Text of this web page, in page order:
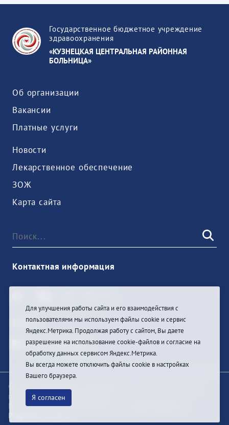
Государственное бюджетное учреждение
здравоохранения
«КУЗНЕЦКАЯ ЦЕНТРАЛЬНАЯ РАЙОННАЯ
БОЛЬНИЦА»
Об организации
Вакансии
Платные услуги
Новости
Лекарственное обеспечение
ЗОЖ
Карта сайта
Контактная информация
Войти
© При цитировании информации с сайта ссылка на
первоисточник обязательна
Разработка и техподдержка сайта
Pragmatic Studio
Для улучшения работы сайта и его взаимодействия с
пользователями мы используем файлы cookie и сервис
Яндекс.Метрика. Продолжая работу с сайтом, Вы даете
разрешение на использование cookie-файлов и согласие на
обработку данных сервисом Яндекс.Метрика.
Вы всегда можете отключить файлы cookie в настройках
Вашего браузера.
Я согласен